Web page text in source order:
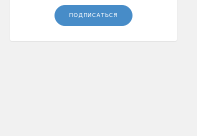
ПОДПИСАТЬСЯ